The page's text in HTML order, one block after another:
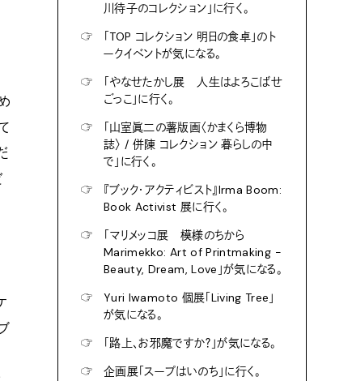
川待子のコレクション」に行く。
☞
「TOP コレクション 明日の食卓」のト
ークイベントが気になる。
☞
「やなせたかし展 人生はよろこばせ
ごっこ」に行く。
☞
「山室眞二の薯版画〈かまくら博物
誌〉 / 併陳 コレクション 暮らしの中
で」に行く。
☞
『ブック・アクティビスト』Irma Boom:
Book Activist 展に行く。
☞
「マリメッコ展 模様のちから
Marimekko: Art of Printmaking -
Beauty, Dream, Love」が気になる。
☞
Yuri Iwamoto 個展「Living Tree」
が気になる。
☞
「路上、お邪魔ですか？」が気になる。
☞
企画展「スープはいのち」に行く。